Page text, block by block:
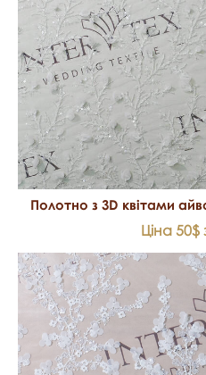
Полотно з 3D квітами
Ціна